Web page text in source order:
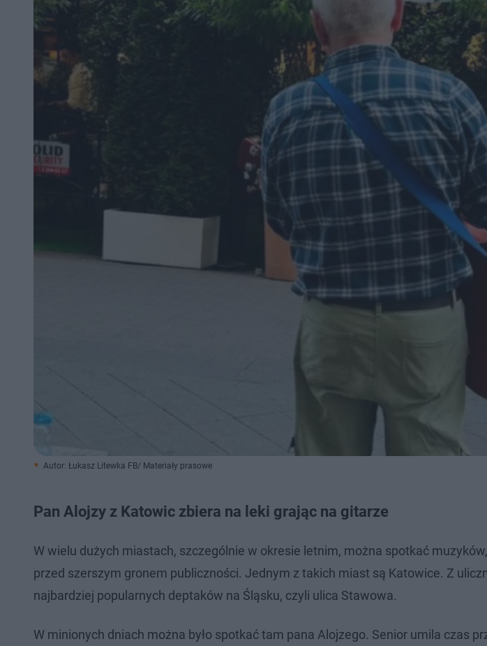
Autor: Łukasz Litewka FB/ Materiały prasowe
Pan Alojzy z Katowic zbiera na leki grając na gitarze
W wielu dużych miastach, szczególnie w okresie letnim, można spotkać
przed szerszym gronem publiczności. Jednym z takich miast są Katowice. Z
najbardziej popularnych deptaków na Śląsku, czyli ulica Stawowa.
W minionych dniach można było spotkać tam pana Alojzego. Senior umila czas